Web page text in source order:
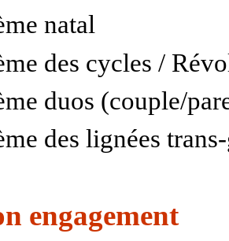
natal
des cycles /
duos (couple/
des lignées
engagement